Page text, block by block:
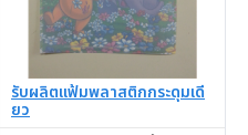
รับผลิตแฟ้มพลาสติกกระดุมเดี
ยว